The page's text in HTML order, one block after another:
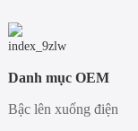
Danh mục OEM
Bậc lên xuống điện